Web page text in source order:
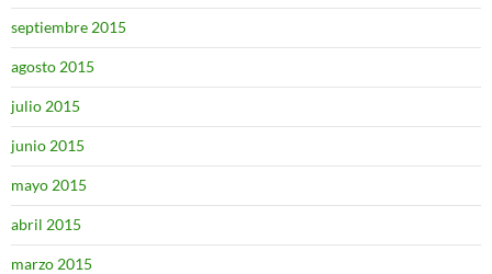
septiembre 2015
agosto 2015
julio 2015
junio 2015
mayo 2015
abril 2015
marzo 2015